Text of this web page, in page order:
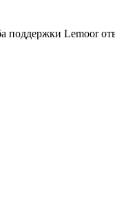
поддержки Lemoor